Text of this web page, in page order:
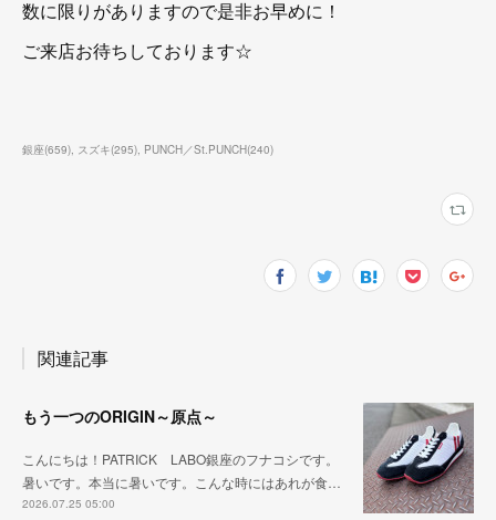
数に限りがありますので是非お早めに！
ご来店お待ちしております☆
銀座(659) スズキ(295) PUNCH／St.PUNCH(240)
関連記事
もう一つのORIGIN～原点～
こんにちは！PATRICK LABO銀座のフナコシです。
暑いです。本当に暑いです。こんな時にはあれが食…
2026.07.25 05:00